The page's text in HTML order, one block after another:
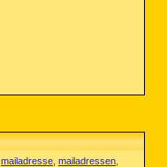
mailadresse mailadressen